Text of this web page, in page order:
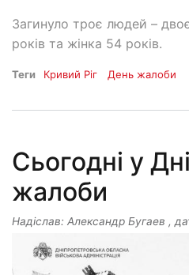
Загинуло троє людей –
років та жінка 54 років.
Теги Кривий Ріг День жалоби
Сьогодні у
жалоби
Надіслав: Александр Бугаев ,